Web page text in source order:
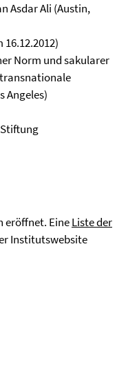
Asdar Ali (Austin,
Norm und sakularer
Angeles)
eröffnet. EineListe der
Institutswebsite